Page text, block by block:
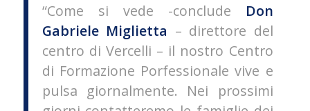
“Come si vede -conclude Don
Gabriele Miglietta – direttore del
centro di Vercelli – il nostro Centro
di Formazione Porfessionale vive e
pulsa giornalmente. Nei prossimi